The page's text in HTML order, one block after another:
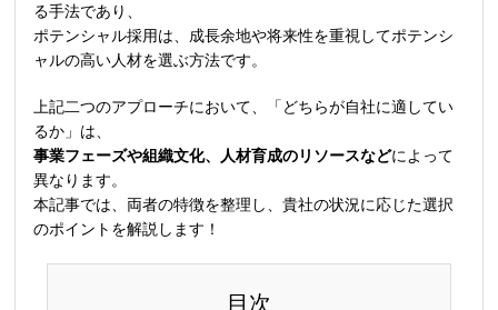
る手法であり、
ポテンシャル採用は、成長余地や将来性を重視してポテンシ
ャルの高い人材を選ぶ方法です。
上記二つのアプローチにおいて、「どちらが自社に適してい
るか」は、
事業フェーズや組織文化、人材育成のリソースなどによって
異なります。
本記事では、両者の特徴を整理し、貴社の状況に応じた選択
のポイントを解説します！
目次